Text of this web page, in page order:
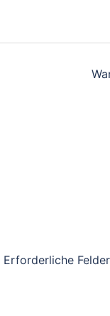
Erforderliche